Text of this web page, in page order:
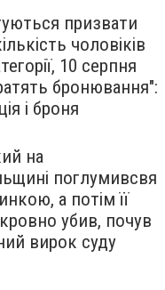
призвати
чоловіків
10 серпня
бронювання":
і броня
на
поглумивсвя
а потім її
убив, почув
вирок суду